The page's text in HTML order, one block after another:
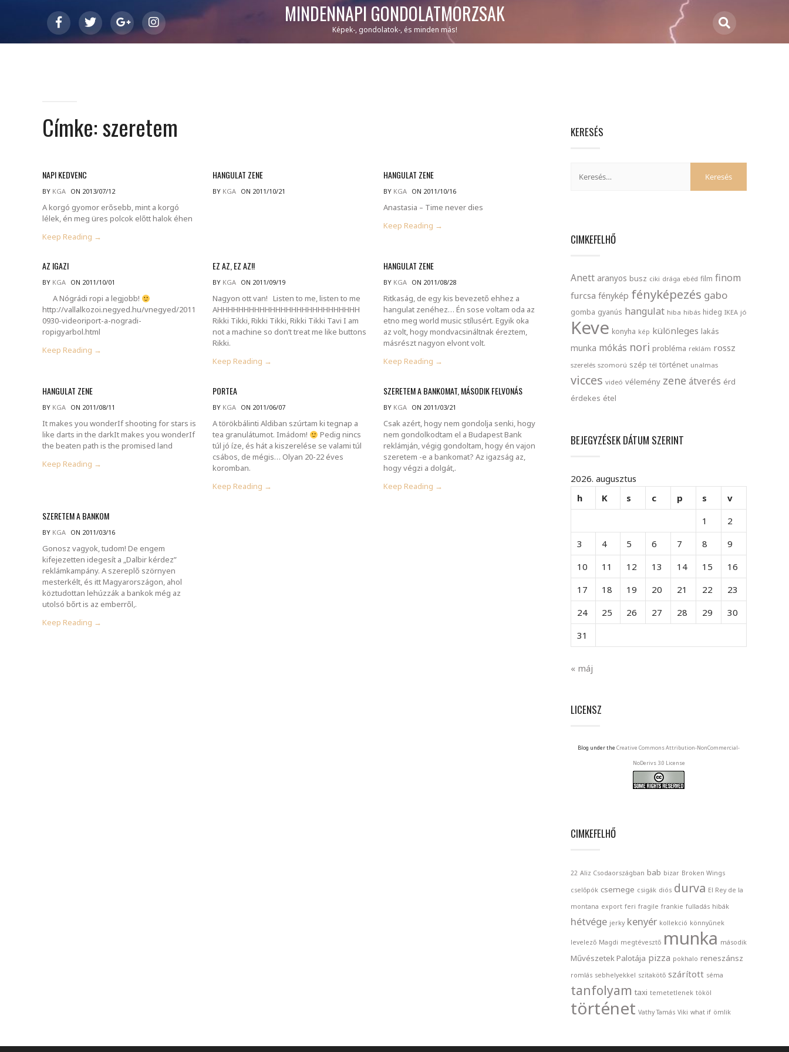
MINDENNAPI GONDOLATMORZSÁK
Képek-, gondolatok-, és minden más!
Címke:szeretem
NAPI KEDVENC
BY KGA ON 2013/07/12
A korgó gyomor erősebb, mint a korgó
lélek, én meg üres polcok előtt halok éhen
Keep Reading →
HANGULAT ZENE
BY KGA ON 2011/10/21
HANGULAT ZENE
BY KGA ON 2011/10/16
Anastasia – Time never dies
Keep Reading →
AZ IGAZI
BY KGA ON 2011/10/01
A Nógrádi ropi a legjobb!
http://vallalkozoi.negyed.hu/vnegyed/2011
0930-videoriport-a-nogradi-
ropigyarbol.html
Keep Reading →
EZ AZ, EZ AZ!!
BY KGA ON 2011/09/19
Nagyon ott van! Listen to me, listen to me
AHHHHHHHHHHHHHHHHHHHHHHHHHHH
Rikki Tikki, Rikki Tikki, Rikki Tikki Tavi I am
not a machine so don’t treat me like buttons
Rikki.
Keep Reading →
HANGULAT ZENE
BY KGA ON 2011/08/28
Ritkaság, de egy kis bevezető ehhez a
hangulat zenéhez… Én sose voltam oda az
etno meg world music stílusért. Egyik oka
az volt, hogy mondvacsináltnak éreztem,
másrészt nagyon elvont volt.
Keep Reading →
HANGULAT ZENE
BY KGA ON 2011/08/11
It makes you wonderIf shooting for stars is
like darts in the darkIt makes you wonderIf
the beaten path is the promised land
Keep Reading →
PORTEA
BY KGA ON 2011/06/07
A törökbálinti Aldiban szúrtam ki tegnap a
tea granulátumot. Imádom!
Pedig nincs
túl jó íze, és hát a kiszerelése se valami túl
csábos, de mégis… Olyan 20-22 éves
koromban.
Keep Reading →
SZERETEM A BANKOMAT, MÁSODIK FELVONÁS
BY KGA ON 2011/03/21
Csak azért, hogy nem gondolja senki, hogy
nem gondolkodtam el a Budapest Bank
reklámján, végig gondoltam, hogy én vajon
szeretem -e a bankomat? Az igazság az,
hogy végzi a dolgát,.
Keep Reading →
SZERETEM A BANKOM
BY KGA ON 2011/03/16
Gonosz vagyok, tudom! De engem
kifejezetten idegesít a „Dalbir kérdez”
reklámkampány. A szereplő szörnyen
mesterkélt, és itt Magyarországon, ahol
köztudottan lehúzzák a bankok még az
utolsó bőrt is az emberről,.
Keep Reading →
KERESÉS
CIMKEFELHŐ
Anett aranyos busz ciki drága ebéd film finom
furcsa fénykép fényképezés gabo
gomba gyanús hangulat hiba hibás hideg IKEA jó
Keve konyha kép különleges lakás
munka mókás nori probléma reklám rossz
szerelés szomorú szép tél történet unalmas
vicces videó vélemény zene átverés érd
érdekes étel
BEJEGYZÉSEK DÁTUM SZERINT
2026. augusztus
h
K s c p s
v
1
2
3
4 5 6 7 8
9
10
11 12 13 14 15
16
17
18 19 20 21 22
23
24
25 26 27 28 29
30
31
« máj
LICENSZ
Blog under the Creative Commons Attribution-NonCommercial-
NoDerivs 3.0 License
CIMKEFELHŐ
22 Aliz Csodaországban bab bizar Broken Wings
cselőpók csemege csigák diós durva El Rey de la
montana export feri fragile frankie fulladás hibák
hétvége jerky kenyér kollekció könnyűnek
levelező Magdi megtévesztő munka második
Művészetek Palotája pizza pokhalo reneszánsz
romlás sebhelyekkel szitakötő szárított séma
tanfolyam taxi temetetlenek tököl
történet Vathy Tamás Viki what if ömlik